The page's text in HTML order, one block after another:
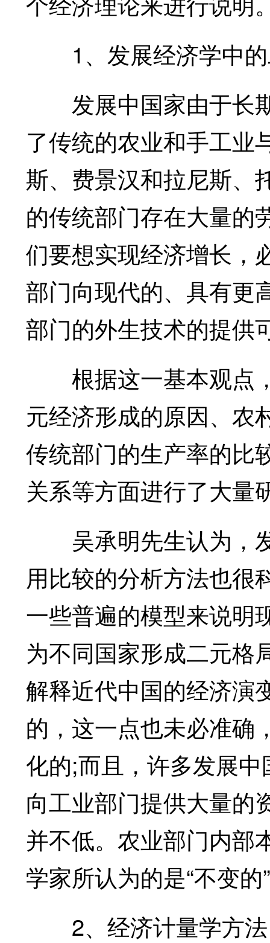
1、发展经济学中的
发展中国家由于长
了传统的农业和手工业
斯、费景汉和拉尼斯、
的传统部门存在大量的
们要想实现经济增长，
部门向现代的、具有更
部门的外生技术的提供
根据这一基本观点
元经济形成的原因、农
传统部门的生产率的比
关系等方面进行了大量
吴承明先生认为，
用比较的分析方法也很
一些普遍的模型来说明
为不同国家形成二元格
解释近代中国的经济演
的，这一点也未必准确
化的;而且，许多发展
向工业部门提供大量的
并不低。农业部门内部
学家所认为的是“不变的
2、经济计量学方法